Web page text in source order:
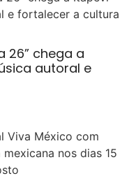
26” chega a
autoral e